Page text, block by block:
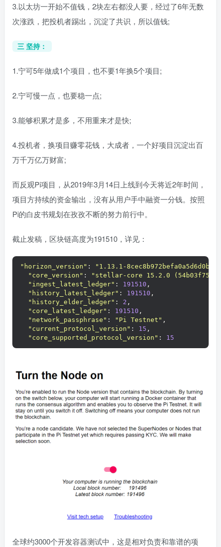
3.以太坊一开始不值钱，2块左右都没人要，经过了6年无数
次涨跌，把投机者踢出，沉淀了共识，所以值钱;
三 坚持：
1.宁可5年做成1个项目，也不要1年换5个项目;
2.宁可慢一点，也要稳一点;
3.能够积累才是多，不用重来才是快;
4.投机者，换项目赚零花钱，大成者，一个好项目沉淀出百
万千万亿万财富;
而反观Pi项目，从2019年3月14日上线到今天将近2年时间，
项目方持续的资金输出，没有从用户手中融资一分钱。按照
Pi的白皮书规划在孜孜不断的努力前行中。
截止发稿，区块链高度为191510，详见：
"horizon_version" :
"1.13.1-
"core_version" :
"stellar-core 15.2.0
"ingest_latest_ledger" : 191510 ,
"history_latest_ledger" : 191510 ,
"history_elder_ledger" : 2 ,
"core_latest_ledger" : 191510 ,
"network_passphrase" : "Pi Testnet" ,
"current_protocol_version" : 15 ,
"core_supported_protocol_version" : 15
全球约3000个开发容器测试中，这是相对负责和靠谱的项